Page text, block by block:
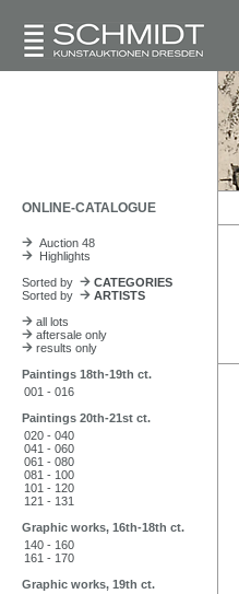
ONLINE-CATALOGUE
Auction 48
Highlights
Sorted by
CATEGORIES
Sorted by
ARTISTS
all lots
aftersale only
results only
Paintings 18th-19th ct.
001 - 016
Paintings 20th-21st ct.
020 - 040
041 - 060
061 - 080
081 - 100
101 - 120
121 - 131
Graphic works, 16th-18th ct.
140 - 160
161 - 170
Graphic works, 19th ct.